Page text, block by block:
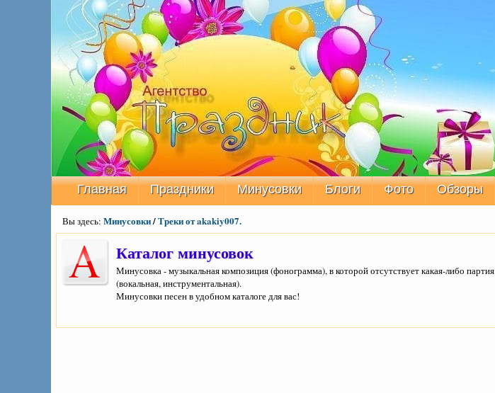
Главная Праздники Минусовки Блоги Фото Обзоры
Вы здесь: Минусовки/Треки от akakiy007.
Каталог минусовок
Минусовка - музыкальная композиция (фонограмма), в которой отсутствует какая-либо партия
(вокальная, инструментальная).
Минусовки песен в удобном каталоге для вас!